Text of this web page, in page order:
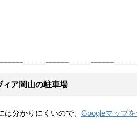
ィア岡山の駐車場
分かりにくいので、 Googleマップ